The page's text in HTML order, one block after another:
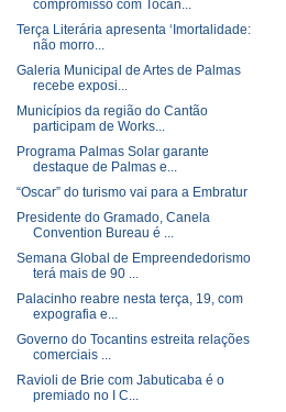
compromisso com Tocan...
Terça Literária apresenta ‘Imortalidade:
não morro...
Galeria Municipal de Artes de Palmas
recebe exposi...
Municípios da região do Cantão
participam de Works...
Programa Palmas Solar garante
destaque de Palmas e...
“Oscar” do turismo vai para a Embratur
Presidente do Gramado, Canela
Convention Bureau é ...
Semana Global de Empreendedorismo
terá mais de 90 ...
Palacinho reabre nesta terça, 19, com
expografia e...
Governo do Tocantins estreita relações
comerciais ...
Ravioli de Brie com Jabuticaba é o
premiado no I C...